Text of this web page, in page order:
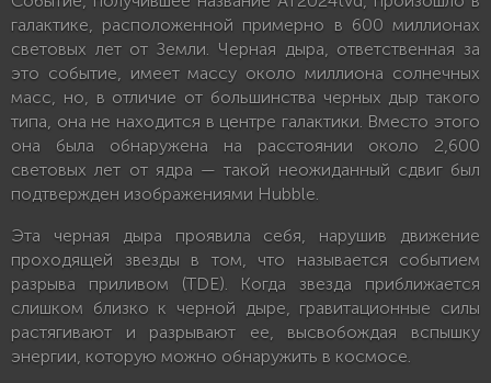
галактике, расположенной примерно в 600 миллионах
световых лет от Земли. Черная дыра, ответственная за
это событие, имеет массу около миллиона солнечных
масс, но, в отличие от большинства черных дыр такого
типа, она не находится в центре галактики. Вместо этого
она была обнаружена на расстоянии около 2,600
световых лет от ядра — такой неожиданный сдвиг был
подтвержден изображениями Hubble.
Эта черная дыра проявила себя, нарушив движение
проходящей звезды в том, что называется событием
разрыва приливом (TDE). Когда звезда приближается
слишком близко к черной дыре, гравитационные силы
растягивают и разрывают ее, высвобождая вспышку
энергии, которую можно обнаружить в космосе.